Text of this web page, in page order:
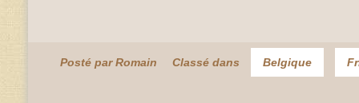
Posté par Romain Classé dans Belgique